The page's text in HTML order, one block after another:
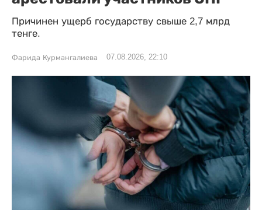
Причинен ущерб государству свыше 2,7 млрд
тенге.
Фарида Курмангалиева 07.08.2026, 22:10